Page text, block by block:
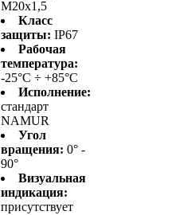
M20x1,5
Класс
защиты: IP67
Рабочая
температура:
-25°C ÷ +85°C
Исполнение:
стандарт
NAMUR
Угол
вращения: 0° -
90°
Визуальная
индикация:
присутствует